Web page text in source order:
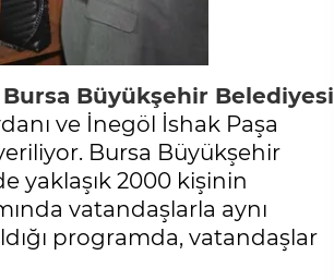
Bursa Büyükşehir Belediyesi
ve İnegöl İshak Paşa
Bursa Büyükşehir
yaklaşık 2000 kişinin
vatandaşlarla aynı
programda, vatandaşlar